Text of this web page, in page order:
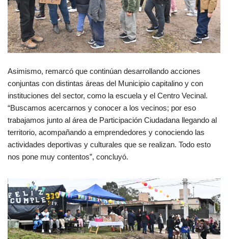
Asimismo, remarcó que continúan desarrollando acciones
conjuntas con distintas áreas del Municipio capitalino y con
instituciones del sector, como la escuela y el Centro Vecinal.
“Buscamos acercarnos y conocer a los vecinos; por eso
trabajamos junto al área de Participación Ciudadana llegando al
territorio, acompañando a emprendedores y conociendo las
actividades deportivas y culturales que se realizan. Todo esto
nos pone muy contentos”, concluyó.